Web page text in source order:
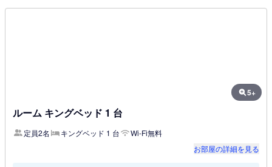
5+
ルーム キングベッド 1 台
定員2名 キングベッド 1 台
Wi-Fi無料
お部屋の詳細を見る